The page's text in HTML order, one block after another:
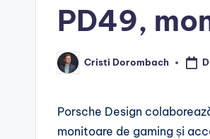
PD49,
Posted
by
Cristi Dorombach
Porsche Design
monitoare de gaming și